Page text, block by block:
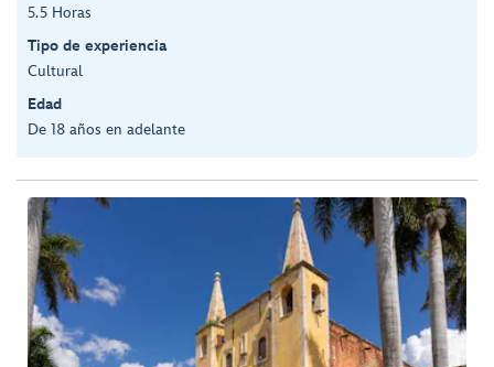
5.5 Horas
Tipo de experiencia
Cultural
Edad
De 18 años en adelante